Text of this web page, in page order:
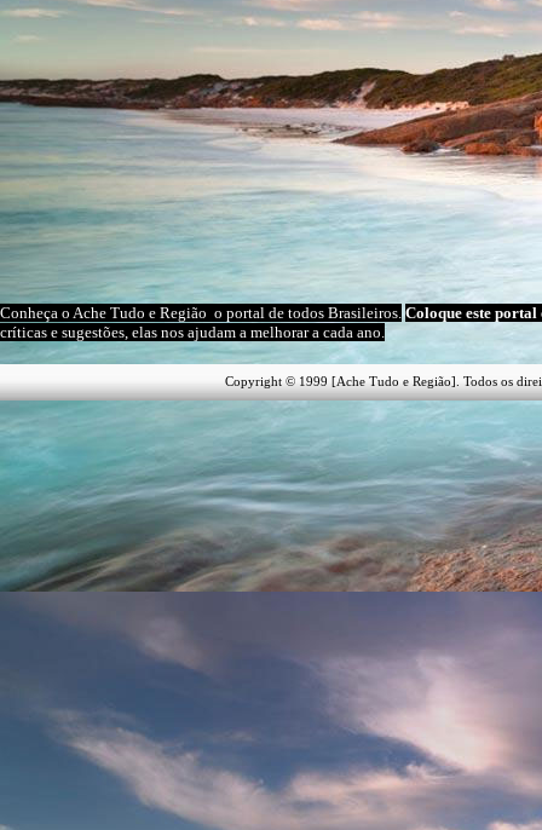
Conheça o Ache Tudo e Região o portal de todos Brasileiros. Coloque este portal
críticas e sugestões, elas nos ajudam a melhorar a cada ano.
Copyright © 1999 [Ache Tudo e Região]. Todos os